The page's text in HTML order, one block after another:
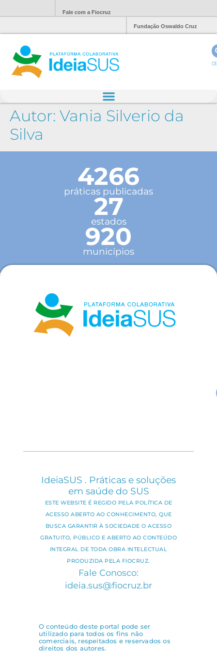
Fale com a Fiocruz
Fundação Oswaldo Cruz
Autor: Vania Silverio da
Silva
4266
práticas publicadas
27
estados
920
municípios
IdeiaSUS . Práticas e soluções
em saúde do SUS
ESTE WEBSITE É REGIDO PELA POLÍTICA DE
ACESSO ABERTO AO CONHECIMENTO, QUE
BUSCA GARANTIR À SOCIEDADE O ACESSO
GRATUITO, PÚBLICO E ABERTO AO CONTEÚDO
INTEGRAL DE TODA OBRA INTELECTUAL
PRODUZIDA PELA FIOCRUZ.
Fale Conosco:
ideia.sus@fiocruz.br
O conteúdo deste portal pode ser
utilizado para todos os fins não
comerciais, respeitados e reservados os
direitos dos autores.